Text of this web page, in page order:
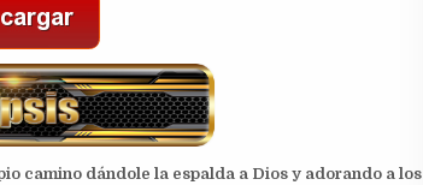
camino dándole la espalda a Dios y adorando a los